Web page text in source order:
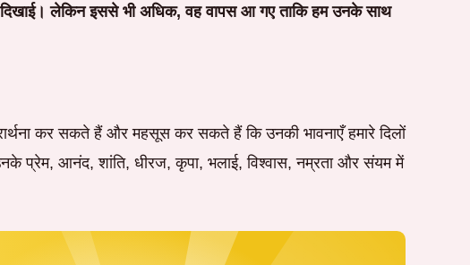
दिखाई। लेकिन इससे भी अधिक, वह वापस आ गए ताकि हम उनके साथ
कर सकते हैं और महसूस कर सकते हैं कि उनकी भावनाएँ हमारे दिलों
प्रेम, आनंद, शांति, धीरज, कृपा, भलाई, विश्वास, नम्रता और संयम में